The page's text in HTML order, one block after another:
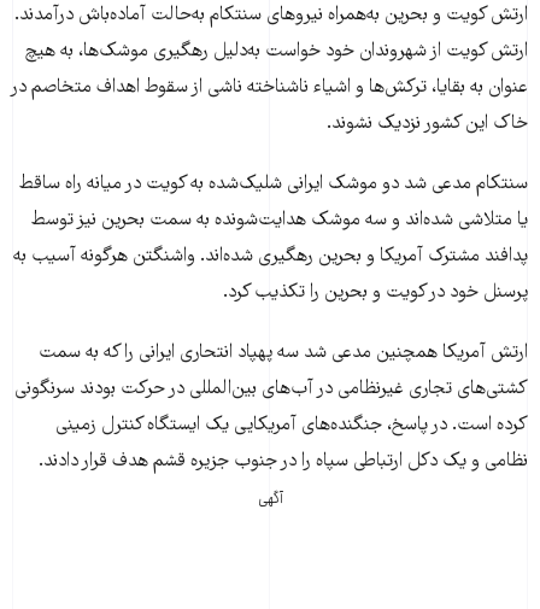
ارتش کویت و بحرین به‌همراه نیروهای سنتکام به‌حالت آماده‌باش درآمدند.
ارتش کویت از شهروندان خود خواست به‌دلیل رهگیری موشک‌ها، به هیچ
عنوان به بقایا، ترکش‌ها و اشیاء ناشناخته ناشی از سقوط اهداف متخاصم در
خاک این کشور نزدیک نشوند.
سنتکام مدعی شد دو موشک ایرانی شلیک‌شده به کویت در میانه راه ساقط
یا متلاشی شده‌اند و سه موشک هدایت‌شونده به سمت بحرین نیز توسط
پدافند مشترک آمریکا و بحرین رهگیری شده‌اند. واشنگتن هرگونه آسیب به
پرسنل خود در کویت و بحرین را تکذیب کرد.
ارتش آمریکا همچنین مدعی شد سه پهپاد انتحاری ایرانی را که به سمت
کشتی‌های تجاری غیرنظامی در آب‌های بین‌المللی در حرکت بودند سرنگونی
کرده است. در پاسخ، جنگنده‌های آمریکایی یک ایستگاه کنترل زمینی
نظامی و یک دکل ارتباطی سپاه را در جنوب جزیره قشم هدف قرار دادند.
آگهی